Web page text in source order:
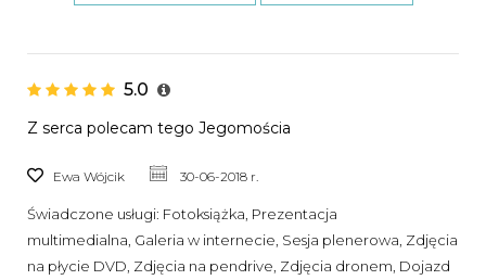
5.0
Z serca polecam tego Jegomościa
Ewa Wójcik 30-06-2018 r.
Świadczone usługi: Fotoksiążka, Prezentacja
multimedialna, Galeria w internecie, Sesja plenerowa, Zdjęcia
na płycie DVD, Zdjęcia na pendrive, Zdjęcia dronem, Dojazd